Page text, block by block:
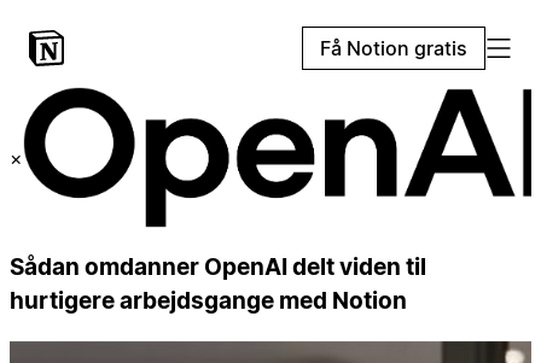
Få Notion gratis
×
Sådan omdanner OpenAI delt viden til
hurtigere arbejdsgange med Notion